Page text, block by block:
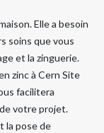
Elle a besoin
soins que vous
et la zinguerie.
zinc à Cern Site
facilitera
votre projet.
la pose de